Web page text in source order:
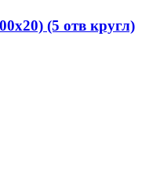
(5 отв кругл)